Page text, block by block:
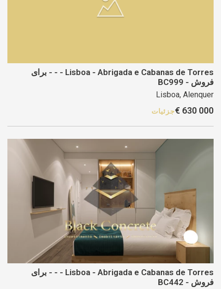
Lisboa - Abrigada e Cabanas de Torres - - - برای
فروش - BC999
Lisboa, Alenquer
630 000 € جزئیات
Lisboa - Abrigada e Cabanas de Torres - - - برای
فروش - BC442